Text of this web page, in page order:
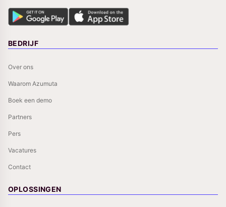
BEDRIJF
Over ons
Waarom Azumuta
Boek een demo
Partners
Pers
Vacatures
Contact
OPLOSSINGEN